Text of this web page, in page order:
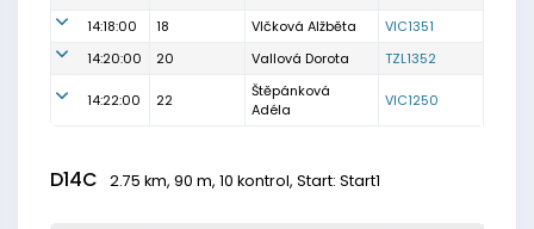
14:18:00
18 Vlčková Alžběta
VIC1351
14:20:00
20 Vallová Dorota TZL1352
14:22:00 22
Štěpánková
Adéla
VIC1250
D14C 2.75 km, 90 m, 10 kontrol, Start: Start1